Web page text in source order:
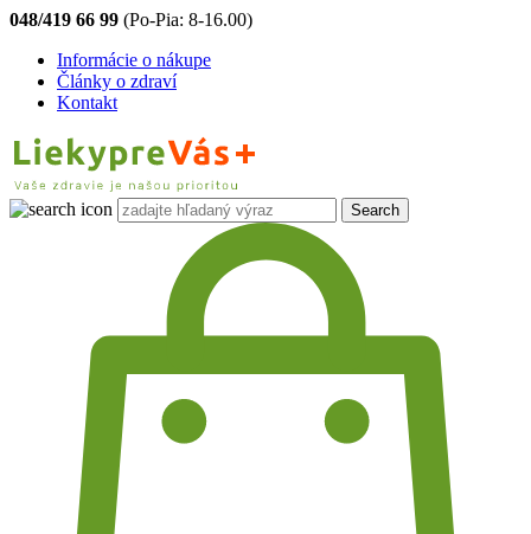
048/419 66 99 (Po-Pia: 8-16.00)
Informácie o nákupe
Články o zdraví
Kontakt